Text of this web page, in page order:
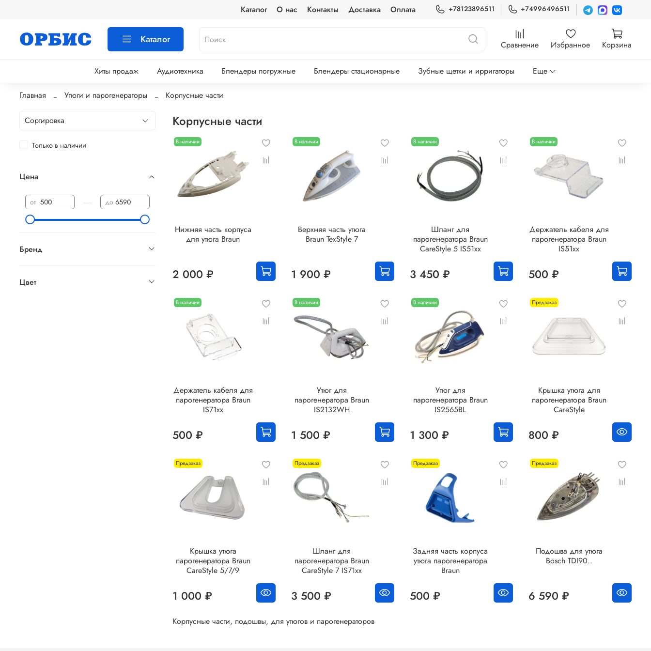
Каталог О нас Контакты Доставка Оплата +78123896511 +74996496511
Каталог Сравнение Избранное Корзина
Хиты продаж Аудиотехника Блендеры погружные Блендеры стационарные Зубные щетки и ирригаторы Еще
Главная Утюги и парогенераторы Корпусные части
Корпусные части
В наличии
Нижняя часть корпуса
для утюга Braun
2 000 ₽
В наличии
Верхняя часть утюга
Braun TexStyle 7
1 900 ₽
В наличии
Шланг для
парогенератора Braun
CareStyle 5 IS51xx
3 450 ₽
В наличии
Держатель кабеля для
парогенератора Braun
IS51xx
500 ₽
В наличии
Держатель кабеля для
парогенератора Braun
IS71xx
500 ₽
В наличии
Утюг для
парогенератора Braun
IS2132WH
1 500 ₽
В наличии
Утюг для
парогенератора Braun
IS2565BL
1 300 ₽
Предзаказ
Крышка утюга для
парогенератора Braun
CareStyle
800 ₽
Предзаказ
Крышка утюга
парогенератора Braun
CareStyle 5/7/9
1 000 ₽
Предзаказ
Шланг для
парогенератора Braun
CareStyle 7 IS71xx
3 500 ₽
Предзаказ
Задняя часть корпуса
утюга парогенератора
Braun
500 ₽
Предзаказ
Подошва для утюга
Bosch TDI90..
6 590 ₽
Корпусные части, подошвы, для утюгов и парогенераторов
Только в наличии
Цена
от до
Бренд
Цвет